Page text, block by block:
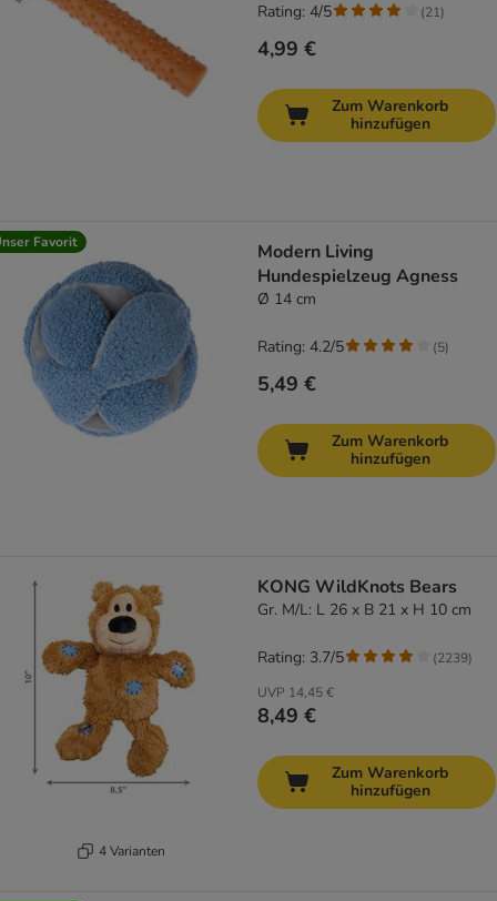
4,99 €
Rating: 4/5 (21)
Zum Warenkorb
hinzufügen
Favorit
Modern Living
Hundespielzeug Agness
Ø 14 cm
5,49 €
Rating: 4.2/5 (5)
Zum Warenkorb
hinzufügen
4 Varianten
KONG WildKnots Bears
Gr. M/L: L 26 x B 21 x H 10 cm
UVP 14,45 €
8,49 €
Rating: 3.7/5 (2239)
Zum Warenkorb
hinzufügen